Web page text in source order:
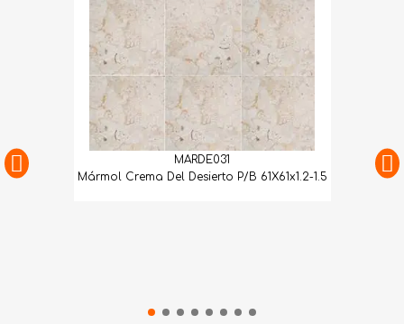
MARDE031
Mármol Crema Del Desierto P/B 61X61x1.2-1.5